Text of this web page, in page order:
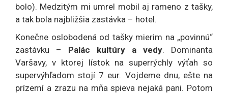
bolo). Medzitým mi umrel mobil aj rameno z tašky,
a tak bola najbližšia zastávka – hotel.
Konečne oslobodená od tašky mierim na „povinnú“
zastávku – Palác kultúry a vedy. Dominanta
Varšavy, v ktorej lístok na superrýchly výťah so
supervýhľadom stojí 7 eur. Vojdeme dnu, ešte na
prízemí a zrazu na mňa spieva nejaká pani. Potom